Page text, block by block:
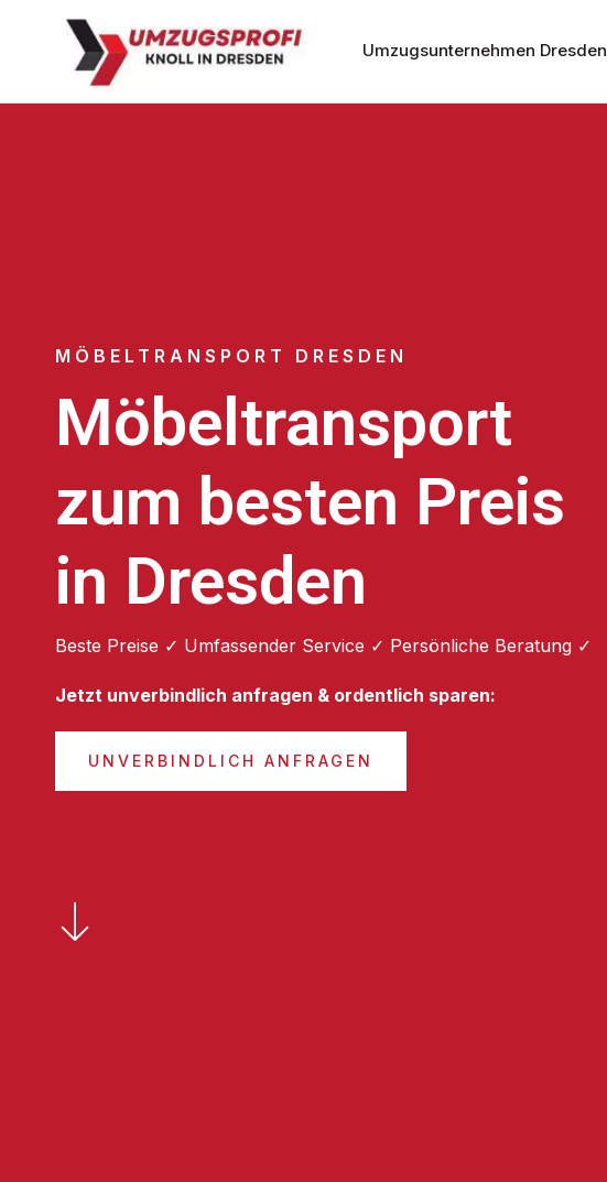
Umzugsunternehmen Dresden
MÖBELTRANSPORT DRESDEN
Möbeltransport
zum besten Preis
in Dresden
Beste Preise ✓ Umfassender Service ✓ Persönliche Beratung ✓
Jetzt unverbindlich anfragen & ordentlich sparen:
UNVERBINDLICH ANFRAGEN